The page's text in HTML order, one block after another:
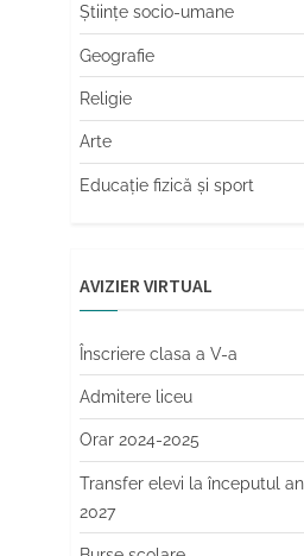
Științe socio-umane
Geografie
Religie
Arte
Educaţie fizică şi sport
AVIZIER VIRTUAL
Înscriere clasa a V-a
Admitere liceu
Orar 2024-2025
Transfer elevi la începutul
2027